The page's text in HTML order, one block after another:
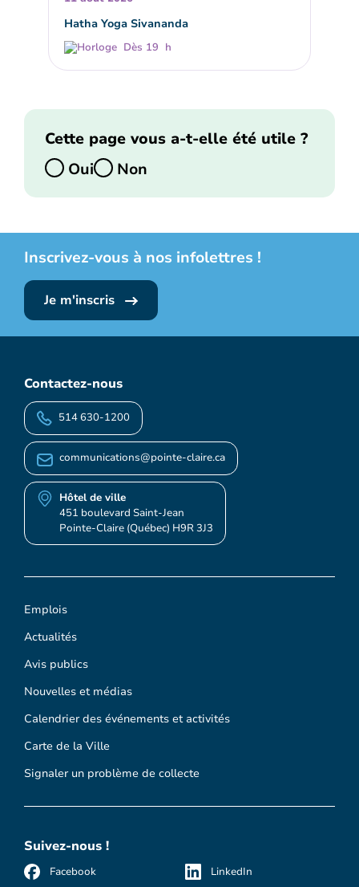
Hatha Yoga Sivananda
Dès 19 h
Cette page vous a-t-elle été utile ?
Oui
Non
Inscrivez-vous à nos infolettres !
Je m'inscris
Emplois
Actualités
Avis publics
Nouvelles et médias
Calendrier des événements et activités
Carte de la Ville
Signaler un problème de collecte
Contactez-nous
514 630-1200
communications@pointe-claire.ca
Hôtel de ville
451 boulevard Saint-Jean
Pointe-Claire (Québec) H9R 3J3
Suivez-nous !
Facebook LinkedIn